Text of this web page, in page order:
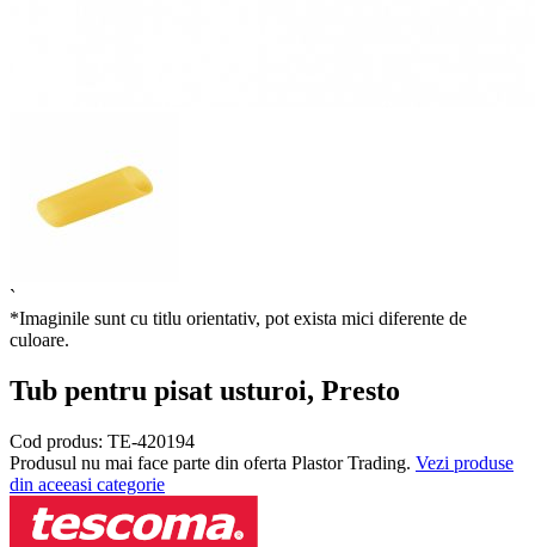
`
*Imaginile sunt cu titlu orientativ, pot exista mici diferente de
culoare.
Tub pentru pisat usturoi, Presto
Cod produs: TE-420194
Produsul nu mai face parte din oferta Plastor Trading. Vezi produse
din aceeasi categorie